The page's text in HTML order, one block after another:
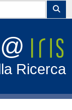
@
Ricerca